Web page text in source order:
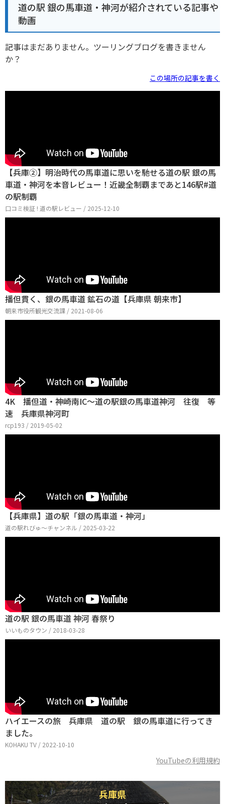
道の駅 銀の馬車道・神河が紹介されている記事や
動画
記事はまだありません。ツーリングブログを書きません
か？
この場所の記事を書く
【兵庫②】明治時代の馬車道に思いを馳せる道の駅 銀の馬
車道・神河を本音レビュー！近畿全制覇まであと146駅#道
の駅制覇
口コミ検証 ! 道の駅レビュー / 2025-12-10
播但貫く、銀の馬車道 鉱石の道【兵庫県 朝来市】
朝来市役所観光交流課 / 2021-08-06
4K 播但道・神崎南IC～道の駅銀の馬車道神河 往復 等
速 兵庫県神河町
rcp193 / 2019-05-02
【兵庫県】道の駅「銀の馬車道・神河」
道の駅れびゅ〜チャンネル / 2025-03-22
道の駅 銀の馬車道 神河 春祭り
いいものタウン / 2018-03-28
ハイエースの旅 兵庫県 道の駅 銀の馬車道に行ってき
ました。
KOHAKU TV / 2022-10-10
YouTubeの利用規約
兵庫県